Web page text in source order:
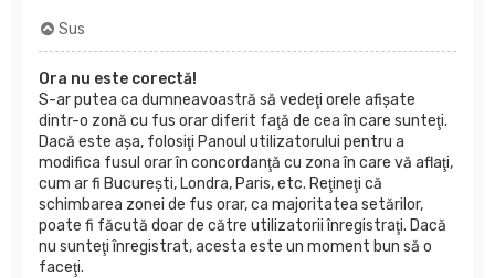
Sus
Ora nu este corectă!
S-ar putea ca dumneavoastră să vedeţi orele afişate
dintr-o zonă cu fus orar diferit faţă de cea în care sunteţi.
Dacă este aşa, folosiţi Panoul utilizatorului pentru a
modifica fusul orar în concordanţă cu zona în care vă aflaţi,
cum ar fi Bucureşti, Londra, Paris, etc. Reţineţi că
schimbarea zonei de fus orar, ca majoritatea setărilor,
poate fi făcută doar de către utilizatorii înregistraţi. Dacă
nu sunteţi înregistrat, acesta este un moment bun să o
faceţi.